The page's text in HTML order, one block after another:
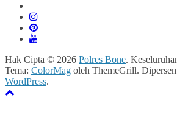
Hak Cipta © 2026 Polres Bone.
Tema: ColorMag oleh ThemeGrill.
WordPress.